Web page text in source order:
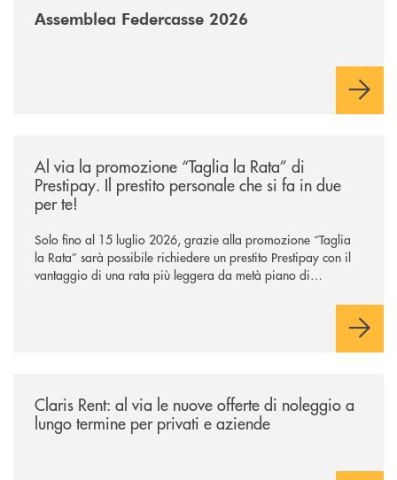
Assemblea Federcasse 2026
Al via la promozione “Taglia la Rata” di
Prestipay. Il prestito personale che si fa in due
per te!
Solo fino al 15 luglio 2026, grazie alla promozione “Taglia
la Rata” sarà possibile richiedere un prestito Prestipay con il
vantaggio di una rata più leggera da metà piano di
Claris Rent: al via le nuove offerte di noleggio a
lungo termine per privati e aziende